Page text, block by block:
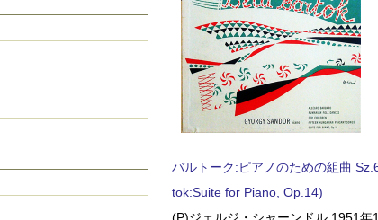
バルトーク:ピアノのための組曲
tok:Suite for Piano, Op.14)
(P)ジェルジ・シャーンドル:1951年